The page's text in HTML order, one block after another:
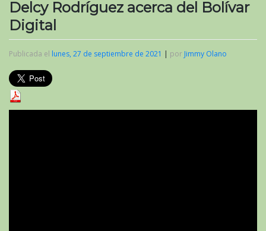
Delcy Rodríguez acerca del Bolívar
Digital
Publicada el lunes, 27 de septiembre de 2021 | por Jimmy Olano